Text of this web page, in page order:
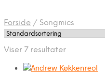
Forside / Songmics
Viser 7 resultater